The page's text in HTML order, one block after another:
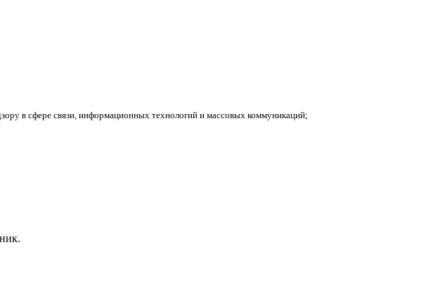
в сфере связи, информационных технологий и массовых коммуникаций;